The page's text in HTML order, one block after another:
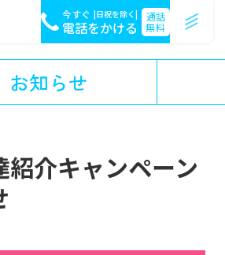
今すぐ |日祝を除く|
電話をかける
通話
無料
お知らせ
紹介キャンペーン